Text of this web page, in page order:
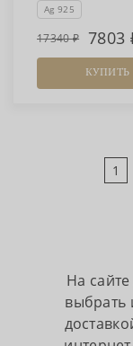
Ag 925
17340 7803
КУПИТЬ
1
На
выбрать